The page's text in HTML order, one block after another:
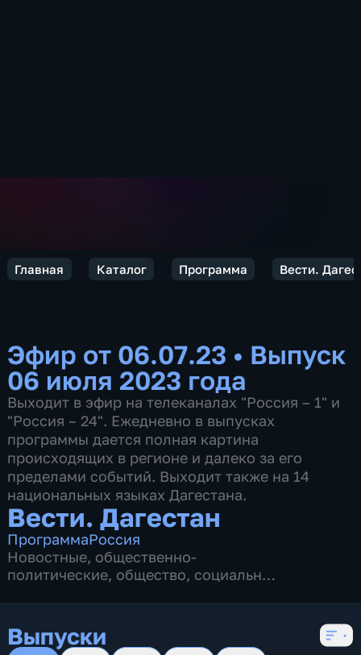
Главная Каталог Программа Вести.
Эфир от 06.07.23 • Выпуск
06 июля 2023 года
Выходит в эфир на телеканалах "Россия – 1" и
"Россия – 24". Ежедневно в выпусках
программы дается полная картина
происходящих в регионе и далеко за его
пределами событий. Выходит также на 14
национальных языках Дагестана.
Вести. Дагестан
ПрограммаРоссия
Новостные, общественно-
политические, общество, социально-
Выпуски